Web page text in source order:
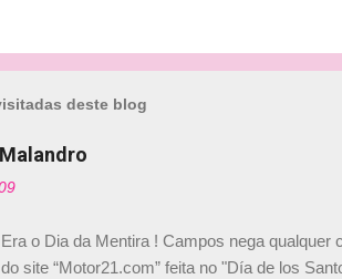
deste blog
Era o Dia da Mentira ! Campos nega
do site “Motor21.com” feita no "Día de los